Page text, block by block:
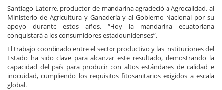
Santiago Latorre, productor de mandarina agradeció a Agrocalidad, al
Ministerio de Agricultura y Ganadería y al Gobierno Nacional por su
apoyo durante estos años. “Hoy la mandarina ecuatoriana
conquistará a los consumidores estadounidenses”.
El trabajo coordinado entre el sector productivo y las instituciones del
Estado ha sido clave para alcanzar este resultado, demostrando la
capacidad del país para producir con altos estándares de calidad e
inocuidad, cumpliendo los requisitos fitosanitarios exigidos a escala
global.